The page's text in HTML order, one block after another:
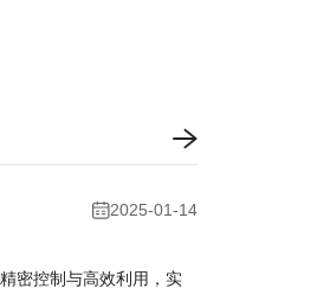
2025-01-14
密控制与高效利用，实